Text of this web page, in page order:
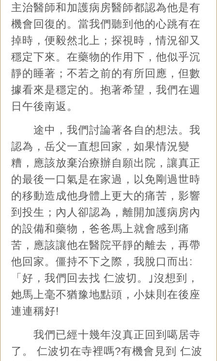
主治醫師和加護病房醫師都認為他是有
機會回復的。當我們聽到他的心跳有在
掉時，便毅然北上；探視時，情況卻又
穩定下來。在藥物的作用下，他似乎沉
靜的睡著；不若之前的有所回應，但數
據看來是穩定的。抱著希望，我們在週
日午後南返。
途中，我們討論著各自的想法。我
認為，岳父一直想回家，如果情況變
糟，應該放棄治療辦自願出院，讓真正
的最後一口氣是在家過，以免剛過世時
的移動造成他身體上更大的痛苦，影響
到投生；內人卻認為，離開加護病房內
的設備和藥物，爸爸馬上就會感到痛
苦，應該讓他在醫院平靜的離去，再帶
他回家。僵持不下之際，我脫口而出:
「好，我們回去找 仁波切。｣沒想到，
她馬上毫不猶豫地點頭，小妹則在後座
連連稱好!
我們已經十幾年沒真正回到噶居寺
了。 仁波切在寺裡嗎?有機會見到 仁波